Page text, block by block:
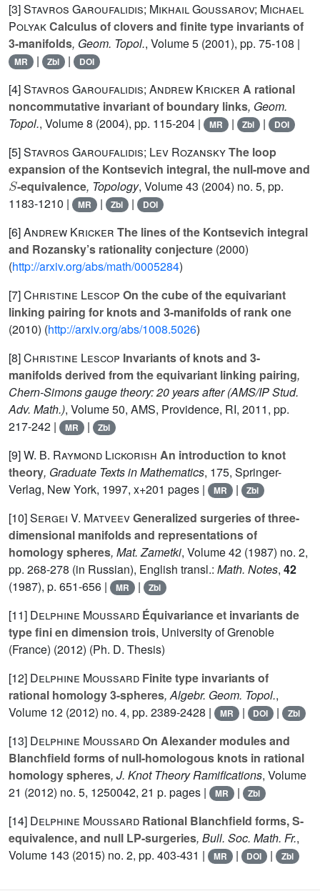
[3]Stavros Garoufalidis; Mikhail Goussarov; Michael
PolyakCalculus of clovers and finite type invariants of
3-manifolds, Geom. Topol., Volume 5 (2001), pp. 75-108 |
MR | Zbl | DOI
[4]Stavros Garoufalidis; Andrew Kricker A rational
noncommutative invariant of boundary links, Geom.
Topol., Volume 8 (2004), pp. 115-204 | MR | Zbl | DOI
[5]Stavros Garoufalidis; Lev RozanskyThe loop
expansion of the Kontsevich integral, the null-move and
S
-equivalence, Topology, Volume 43 (2004) no. 5, pp.
1183-1210 |
MR | Zbl | DOI
[6]Andrew Kricker The lines of the Kontsevich integral
and Rozansky’s rationality conjecture (2000)
(http://arxiv.org/abs/math/0005284)
[7]Christine Lescop On the cube of the equivariant
linking pairing for knots and 3-manifolds of rank one
(2010) (http://arxiv.org/abs/1008.5026)
[8]Christine Lescop Invariants of knots and 3-
manifolds derived from the equivariant linking pairing,
Chern-Simons gauge theory: 20 years after(AMS/IP Stud.
Adv. Math.), Volume 50, AMS, Providence, RI, 2011, pp.
217-242 |
MR | Zbl
[9]W. B. Raymond Lickorish An introduction to knot
theory, Graduate Texts in Mathematics, 175, Springer-
Verlag, New York, 1997, x+201 pages |
MR | Zbl
[10]Sergei V. MatveevGeneralized surgeries of three-
dimensional manifolds and representations of
homology spheres, Mat. Zametki, Volume 42 (1987) no. 2,
pp. 268-278 (in Russian), English transl.: Math. Notes, 42
(1987), p. 651-656 |
MR | Zbl
[11] Delphine Moussard Équivariance et invariants de
type fini en dimension trois, University of Grenoble
(France) (2012) (Ph. D. Thesis)
[12] Delphine Moussard Finite type invariants of
rational homology 3-spheres, Algebr. Geom. Topol.,
Volume 12 (2012) no. 4, pp. 2389-2428 | MR | DOI | Zbl
[13] Delphine MoussardOn Alexander modules and
Blanchfield forms of null-homologous knots in rational
homology spheres, J. Knot Theory Ramifications, Volume
21 (2012) no. 5, 1250042, 21 p. pages | MR | Zbl
[14] Delphine Moussard Rational Blanchfield forms, S-
equivalence, and null LP-surgeries, Bull. Soc. Math. Fr.,
Volume 143 (2015) no. 2, pp. 403-431 | MR | DOI | Zbl